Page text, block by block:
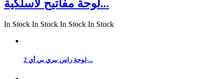
لوحة مفاتيح لاسلكية...
In Stock In Stock In Stock In Stock
لوحة راس بيري بي أي 2-...